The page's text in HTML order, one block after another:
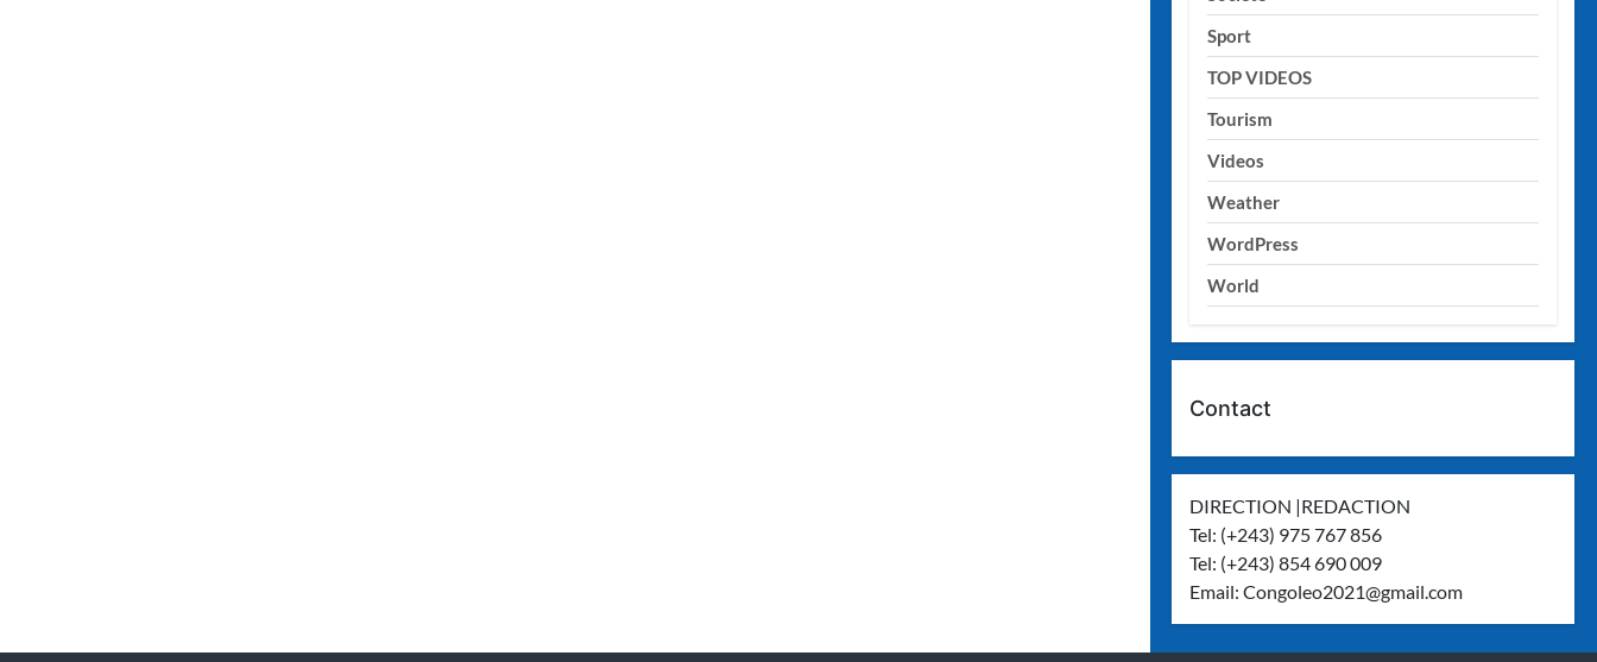
Sport
TOP VIDEOS
Tourism
Videos
Weather
WordPress
World
Contact
DIRECTION |REDACTION
Tel: (+243) 975 767 856
Tel: (+243) 854 690 009
Email:Congoleo2021@gmail.com